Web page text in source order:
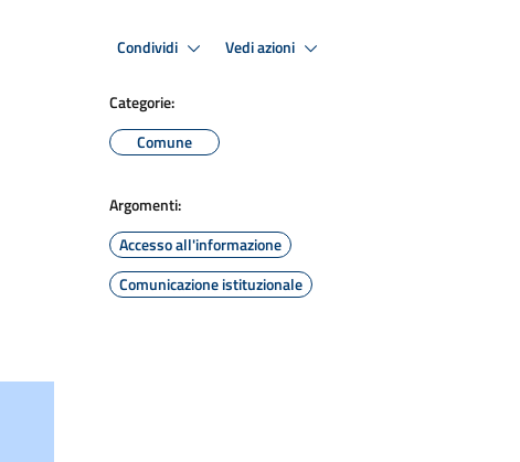
Condividi Vedi azioni
Categorie:
Comune
Argomenti:
Accesso all'informazione
Comunicazione istituzionale